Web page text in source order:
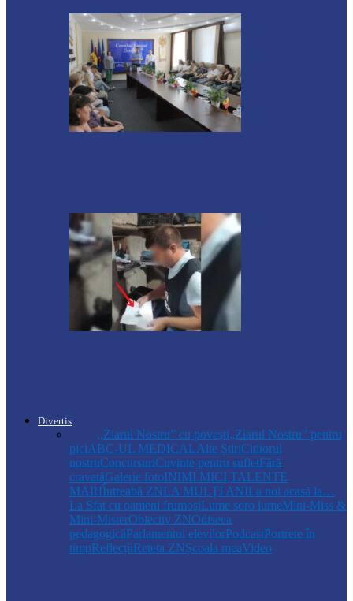
Divertis
,,Ziarul Nostru” cu povești„Ziarul Nostru” pentru
piciABC-UL MEDICALAlte ȘtiriCititorul
nostruConcursuriCuvinte pentru sufletFără
cravatăGalerie fotoINIMI MICI,TALENTE
MARIÎntreabă ZNLA MULŢI ANILa noi acasă la…
La Sfat cu oameni frumoșiLume soro lumeMini-Miss &
Mini-MisterObiectiv ZNOdiseea
pedagogicăParlamentul elevilorPodcastPortrete în
timpReflecțiiReteta ZNȘcoala meaVideo